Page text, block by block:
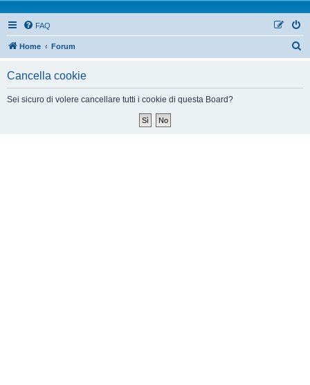
FAQ
Home Forum
Cancella cookie
Sei sicuro di volere cancellare tutti i cookie di questa Board?